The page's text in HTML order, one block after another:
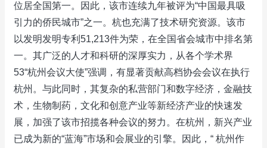
位居全国第一。因此，该市连续九年被评为“中国最具吸
引力的侨民城市”之一。杭也充满了技术研究资源。该市
以发明发明专利51,213件为荣，在全国省会城市中排名第
一。其广泛的人才和科研的深厚实力，从各个学术界
53“杭州会议大使”强调，有显著贡献高档协会会议在执行
杭州。与此同时，其复杂的私营部门和数字经济，金融技
术，生物制药，文化和创意产业等新经济产业的快速发
展，加强了该市招揽各种会议的努力。在杭州，新兴产业
已成为新的“蓝海”市场和会展业的引擎。因此，“ 杭州作